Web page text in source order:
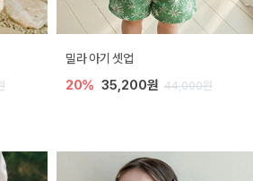
밀라 아기 셋업
20% 35,200원 44,000원